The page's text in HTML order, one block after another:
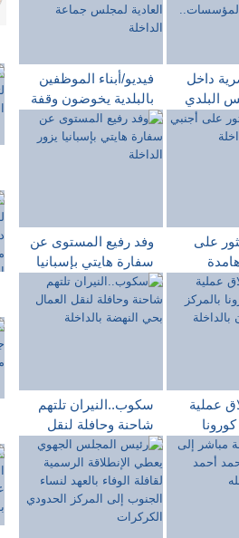
داخل
البلدي
نحن في
فيديو/أبناء الموظفين
بالبلدية يخوضون وقفة
إحتجاجية أثناء إنعقاد
الدورة العادية لمجلس
جماعة الداخلة
على
وفد رفيع المستوى عن
سفارة هايتي بإسبانيا
يزور الداخلة
عملية
سكوب..النيران تلتهم
شاحنة وحافلة لنقل
العمال بحي النهضة
بالداخلة